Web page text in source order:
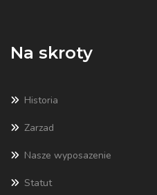
Na skroty
Historia
Zarzad
Nasze wyposazenie
Statut